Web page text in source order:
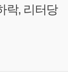
락, 리터당